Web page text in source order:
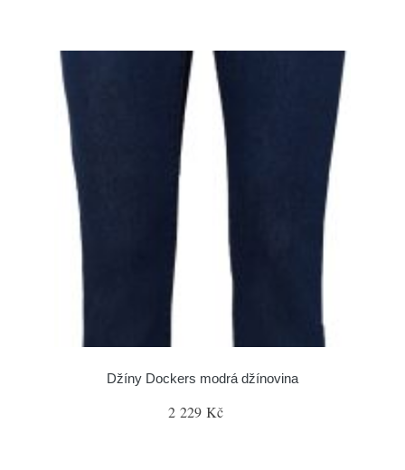
Džíny Dockers modrá džínovina
2 229 Kč